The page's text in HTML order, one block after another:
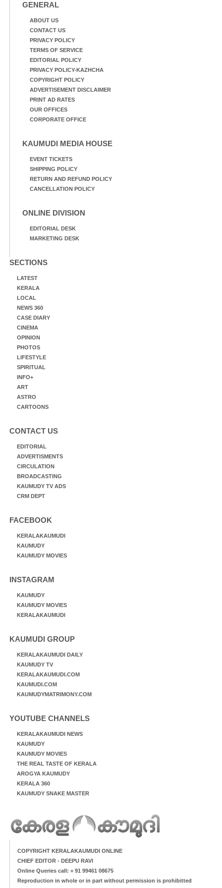
ഫുട്ബോൾ കളികളിൽ
കുട്ടികൾ
GENERAL
ABOUT US
CONTACT US
PRIVACY POLICY
TERMS OF SERVICE
EDITORIAL POLICY
PRIVACY POLICY-KAZHCHA
COPYRIGHT POLICY
ADVERTISEMENT DISCLAIMER
PRINT AD RATES
OUR OFFICES
CORPORATE OFFICE
KAUMUDI MEDIA HOUSE
EVENT TICKETS
SHIPPING POLICY
RETURN AND REFUND POLICY
CANCELLATION POLICY
ONLINE DIVISION
EDITORIAL DESK
MARKETING DESK
SECTIONS
LATEST
KERALA
LOCAL
NEWS 360
CASE DIARY
CINEMA
OPINION
PHOTOS
LIFESTYLE
SPIRITUAL
INFO+
ART
ASTRO
CARTOONS
CONTACT US
EDITORIAL
ADVERTISMENTS
CIRCULATION
BROADCASTING
KAUMUDY TV ADS
CRM DEPT
FACEBOOK
KERALAKAUMUDI
KAUMUDY
KAUMUDY MOVIES
INSTAGRAM
KAUMUDY
KAUMUDY MOVIES
KERALAKAUMUDI
KAUMUDI GROUP
KERALAKAUMUDI DAILY
KAUMUDY TV
KERALAKAUMUDI.COM
KAUMUDI.COM
KAUMUDYMATRIMONY.COM
YOUTUBE CHANNELS
KERALAKAUMUDI NEWS
KAUMUDY
KAUMUDY MOVIES
THE REAL TASTE OF KERALA
AROGYA KAUMUDY
KERALA 360
KAUMUDY SNAKE MASTER
COPYRIGHT KERALAKAUMUDI ONLINE
CHIEF EDITOR - DEEPU RAVI
Online Queries call: + 91 99461 08675
Reproduction in whole or in part without permission is prohibitted